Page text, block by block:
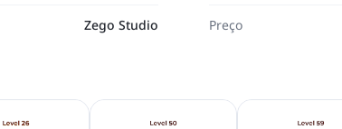
Zego Studio Preço